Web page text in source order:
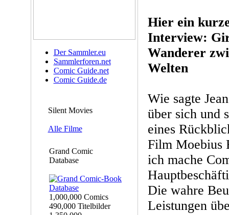
Der Sammler.eu
Sammlerforen.net
Comic Guide.net
Comic Guide.de
Silent Movies
Alle Filme
Grand Comic
Database
1,000,000 Comics
490,000 Titelbilder
Hier ein
Interview:
Wanderer
Welten
Wie sagte
über sich und
eines
Film Moebius
ich mache
Die wahre
Leistungen